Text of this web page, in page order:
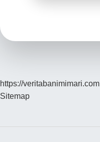
https://veritabanimimari.com
Sitemap